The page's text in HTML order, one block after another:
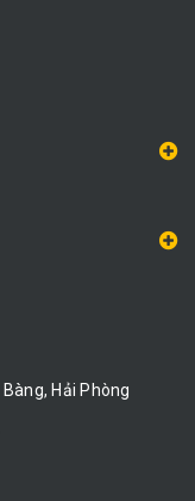
Hải Phòng